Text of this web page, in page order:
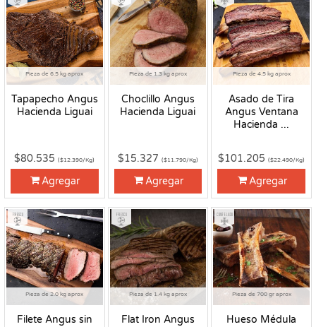
Pieza de 6.5 kg aprox
Tapapecho Angus
Hacienda Liguai
$80.535($12.390/Kg)
Agregar
Pieza de 1.3 kg aprox
Choclillo Angus
Hacienda Liguai
$15.327 ($11.790/Kg)
Agregar
Pieza de 4.5 kg aprox
Asado de Tira
Angus Ventana
Hacienda ...
$101.205($22.490/Kg)
Agregar
Pieza de 2.0 kg aprox
Filete Angus sin
Fresco
Pieza de 1.4 kg aprox
Flat Iron Angus
Fresco
Pieza de 700 gr aprox
Hueso Médula
Congelado